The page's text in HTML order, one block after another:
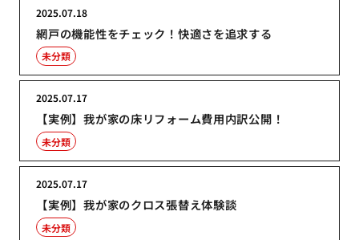
網戸の機能性をチェック！快適さを追求する
2025.07.18
未分類
【実例】我が家の床リフォーム費用内訳公開！
2025.07.17
未分類
【実例】我が家のクロス張替え体験談
2025.07.17
未分類